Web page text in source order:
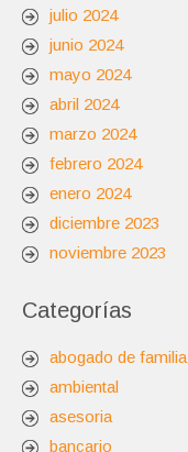
julio 2024
junio 2024
mayo 2024
abril 2024
marzo 2024
febrero 2024
enero 2024
diciembre 2023
noviembre 2023
Categorías
abogado de familia
ambiental
asesoria
bancario